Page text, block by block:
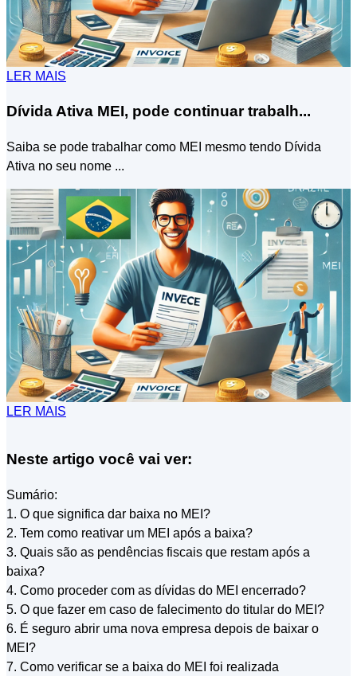
Neste artigo você vai ver:
Sumário:
1. O que significa dar baixa no MEI?
2. Tem como reativar um MEI após a baixa?
3. Quais são as pendências fiscais que restam após a
baixa?
4. Como proceder com as dívidas do MEI encerrado?
5. O que fazer em caso de falecimento do titular do MEI?
6. É seguro abrir uma nova empresa depois de baixar o
MEI?
7. Como verificar se a baixa do MEI foi realizada
LER MAIS
Dívida Ativa MEI, pode continuar trabalh...
Saiba se pode trabalhar como MEI mesmo tendo Dívida
Ativa no seu nome ...
LER MAIS